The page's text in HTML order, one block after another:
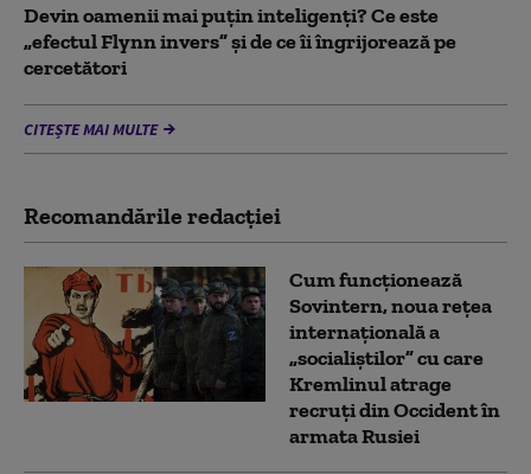
Devin oamenii mai puțin inteligenți? Ce este
„efectul Flynn invers” și de ce îi îngrijorează pe
cercetători
CITEȘTE MAI MULTE
Recomandările redacţiei
Cum funcționează
Sovintern, noua rețea
internațională a
„socialiștilor” cu care
Kremlinul atrage
recruți din Occident în
armata Rusiei